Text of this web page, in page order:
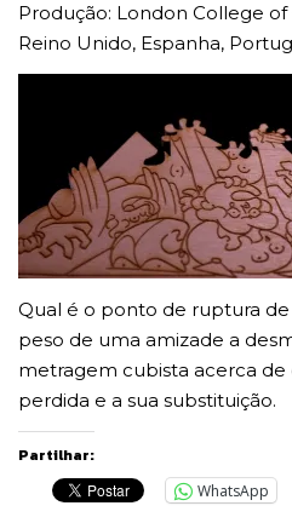
Produção: London College
Reino Unido, Espanha,
Qual é o ponto de ruptura
peso de uma amizade a
metragem cubista acerca de
perdida e a sua substituição.
Partilhar:
WhatsApp